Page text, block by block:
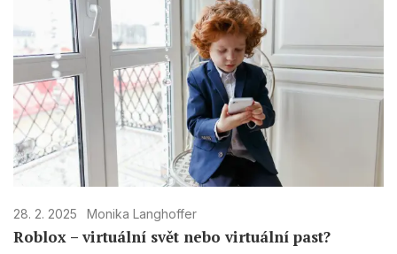
28. 2. 2025 Monika Langhoffer
Roblox – virtuální svět nebo virtuální past?